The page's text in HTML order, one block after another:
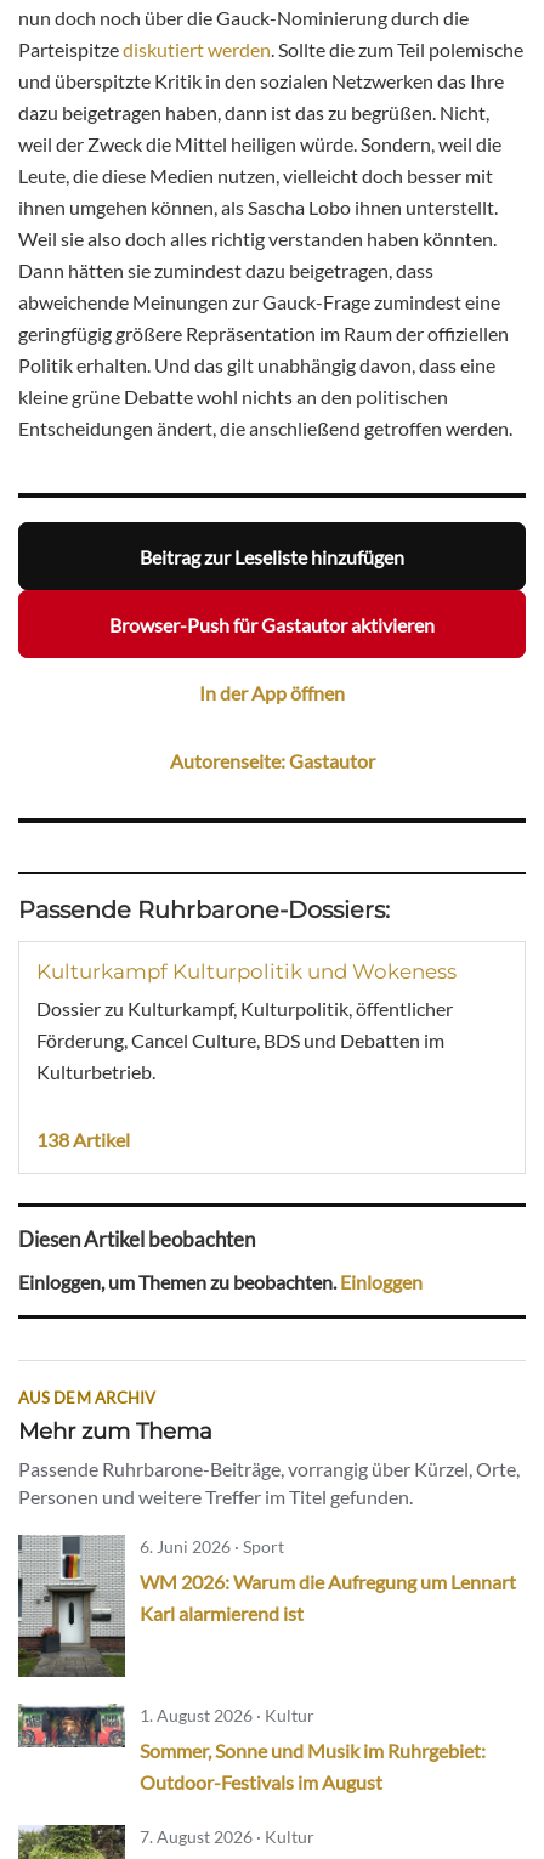
nun doch noch über die Gauck-Nominierung durch die
Parteispitzediskutiert werden. Sollte die zum Teil polemische
und überspitzte Kritik in den sozialen Netzwerken das Ihre
dazu beigetragen haben, dann ist das zu begrüßen. Nicht,
weil der Zweck die Mittel heiligen würde. Sondern, weil die
Leute, die diese Medien nutzen, vielleicht doch besser mit
ihnen umgehen können, als Sascha Lobo ihnen unterstellt.
Weil sie also doch alles richtig verstanden haben könnten.
Dann hätten sie zumindest dazu beigetragen, dass
abweichende Meinungen zur Gauck-Frage zumindest eine
geringfügig größere Repräsentation im Raum der offiziellen
Politik erhalten. Und das gilt unabhängig davon, dass eine
kleine grüne Debatte wohl nichts an den politischen
Entscheidungen ändert, die anschließend getroffen werden.
Beitrag zur Leseliste hinzufügen
Browser-Push für Gastautor aktivieren
In der App öffnen
Autorenseite: Gastautor
Passende Ruhrbarone-Dossiers:
Kulturkampf Kulturpolitik und Wokeness
Dossier zu Kulturkampf, Kulturpolitik, öffentlicher
Förderung, Cancel Culture, BDS und Debatten im
Kulturbetrieb.
138 Artikel
Diesen Artikel beobachten
Einloggen, um Themen zu beobachten.Einloggen
AUS DEM ARCHIV
Mehr zum Thema
Passende Ruhrbarone-Beiträge, vorrangig über Kürzel, Orte,
Personen und weitere Treffer im Titel gefunden.
6. Juni 2026 · Sport
WM 2026: Warum die Aufregung um Lennart
Karl alarmierend ist
1. August 2026 · Kultur
Sommer, Sonne und Musik im Ruhrgebiet:
Outdoor-Festivals im August
7. August 2026 · Kultur